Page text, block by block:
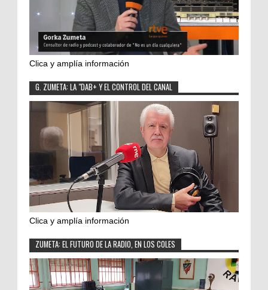
Clica y amplía información
G. ZUMETA: LA "DAB+ Y EL CONTROL DEL CANAL
Clica y amplía información
ZUMETA: EL FUTURO DE LA RADIO, EN LOS COLES